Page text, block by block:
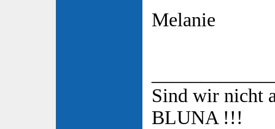
Melanie
Sind wir nicht
BLUNA !!!